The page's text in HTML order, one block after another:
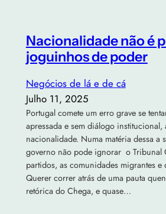
Nacionalidade não é
joguinhos de poder
Negócios de lá e de cá
Julho 11, 2025
Portugal comete um erro grave se
apressada e sem diálogo institucional,
nacionalidade. Numa matéria dessa a
governo não pode ignorar o Tribunal
partidos, as comunidades migrantes e
Querer correr atrás de uma pauta
retórica do Chega, e quase…